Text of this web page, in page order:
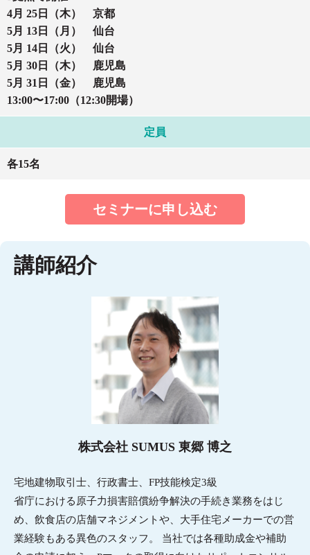
4月 25日（木） 京都
5月 13日（月） 仙台
5月 14日（火） 仙台
5月 30日（木） 鹿児島
5月 31日（金） 鹿児島
13:00〜17:00（12:30開場）
定員
各15名
セミナーに申し込む
講師紹介
株式会社 SUMUS 東郷 博之
宅地建物取引士、行政書士、FP技能検定3級
省庁における原子力損害賠償紛争解決の手続き業務をはじ
め、飲食店の店舗マネジメントや、大手住宅メーカーでの営
業経験もある異色のスタッフ。 当社では各種助成金や補助